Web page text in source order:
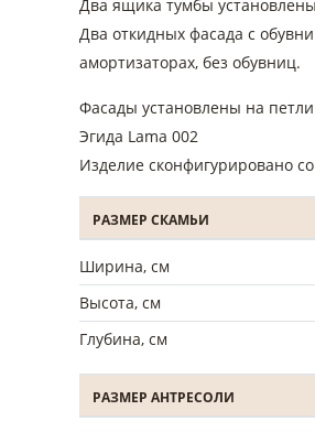
Два ящика тумбы
Два откидных фасада с
амортизаторах, без обувниц.
Фасады установлены на
Эгида Lama 002
Изделие сконфигурировано
РАЗМЕР СКАМЬИ
Ширина, см
Высота, см
Глубина, см
РАЗМЕР АНТРЕСОЛИ